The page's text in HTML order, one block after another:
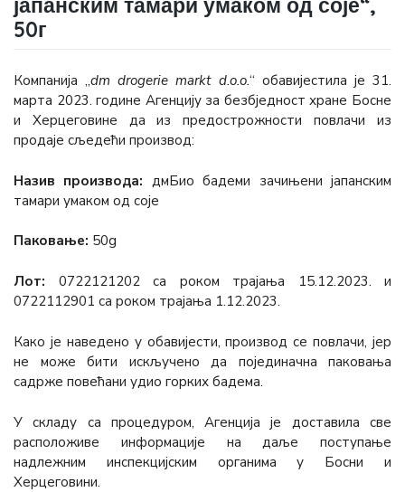
јапанским тамари умаком од соје“,
50г
Компанија „dm drogerie markt d.o.o.“ обавијестила је 31.
марта 2023. године Агенцију за безбједност хране Босне
и Херцеговине да из предострожности повлачи из
продаје сљедећи производ:
Назив производа: дмБио бадеми зачињени јапанским
тамари умаком од соје
Паковање: 50g
Лот: 0722121202 са роком трајања 15.12.2023. и
0722112901 са роком трајања 1.12.2023.
Како је наведено у обавијести, производ се повлачи, јер
не може бити искључено да појединачна паковања
садрже повећани удио горких бадема.
У складу са процедуром, Агенција је доставила све
расположиве информације на даље поступање
надлежним инспекцијским органима у Босни и
Херцеговини.